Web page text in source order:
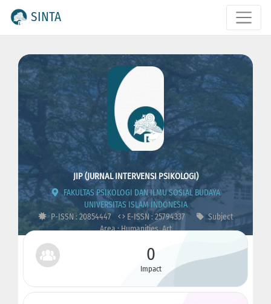
SINTA
JIP (JURNAL INTERVENSI PSIKOLOGI)
FAKULTAS PSIKOLOGI DAN ILMU SOSIAL BUDAYA
UNIVERSITAS ISLAM INDONESIA
P-ISSN : 20854447
E-ISSN : 25794337
Subject
Area : Humanities, Art
0
Impact